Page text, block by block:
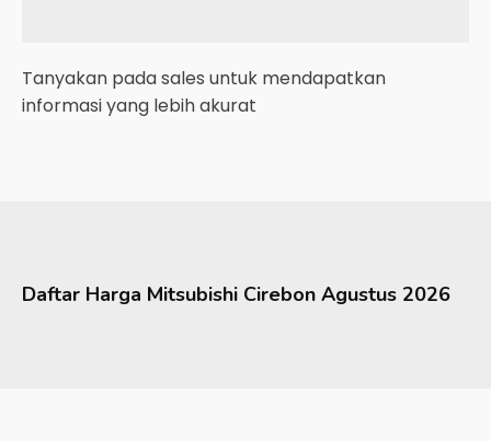
Tanyakan pada sales untuk mendapatkan
informasi yang lebih akurat
Daftar Harga Mitsubishi Cirebon Agustus 2026